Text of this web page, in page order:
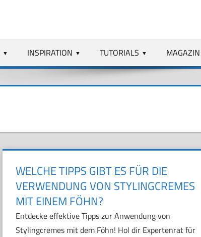
INSPIRATION TUTORIALS MAGAZIN
WELCHE TIPPS GIBT ES FÜR DIE
VERWENDUNG VON STYLINGCREMES
MIT EINEM FÖHN?
Entdecke effektive Tipps zur Anwendung von
Stylingcremes mit dem Föhn! Hol dir Expertenrat für